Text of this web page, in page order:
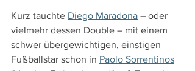
Kurz tauchte Diego Maradona – oder
vielmehr dessen Double – mit einem
schwer übergewichtigen, einstigen
Fußballstar schon in Paolo Sorrentinos